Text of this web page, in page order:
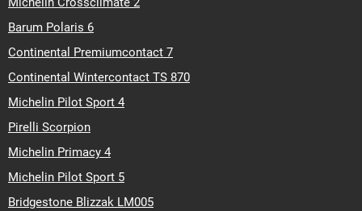
Barum Polaris 6
Continental Premiumcontact 7
Continental Wintercontact TS 870
Michelin Pilot Sport 4
Pirelli Scorpion
Michelin Primacy 4
Michelin Pilot Sport 5
Bridgestone Blizzak LM005